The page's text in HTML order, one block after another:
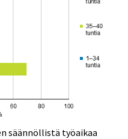
säännöllistä työaikaa